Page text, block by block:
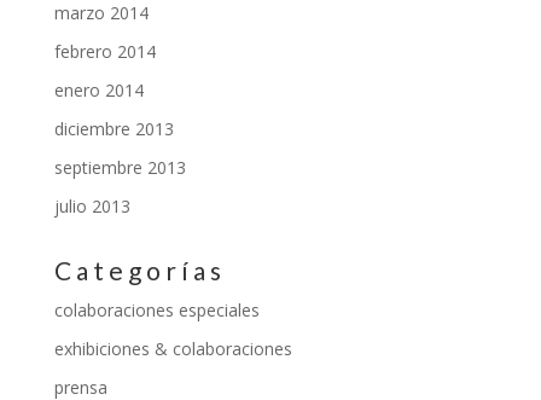
marzo 2014
febrero 2014
enero 2014
diciembre 2013
septiembre 2013
julio 2013
Categorías
colaboraciones especiales
exhibiciones & colaboraciones
prensa